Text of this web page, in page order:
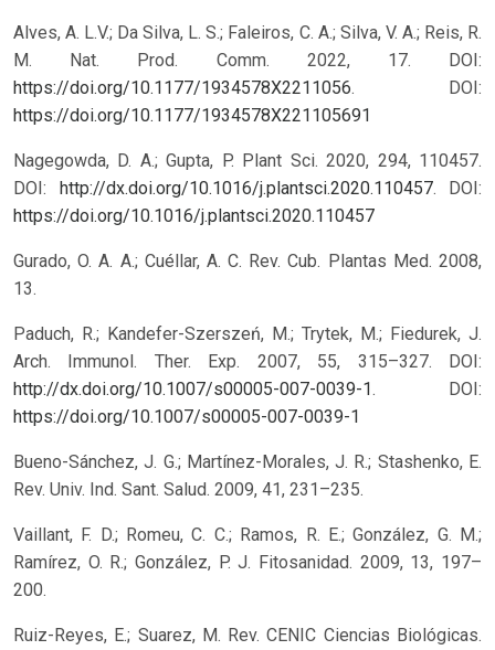
Alves, A. L.V.; Da Silva, L. S.; Faleiros, C. A.; Silva, V. A.; Reis, R.
M. Nat. Prod. Comm. 2022, 17. DOI:
https://doi.org/10.1177/1934578X2211056. DOI:
https://doi.org/10.1177/1934578X221105691
Nagegowda, D. A.; Gupta, P. Plant Sci. 2020, 294, 110457.
DOI: http://dx.doi.org/10.1016/j.plantsci.2020.110457. DOI:
https://doi.org/10.1016/j.plantsci.2020.110457
Gurado, O. A. A.; Cuéllar, A. C. Rev. Cub. Plantas Med. 2008,
13.
Paduch, R.; Kandefer-Szerszeń, M.; Trytek, M.; Fiedurek, J.
Arch. Immunol. Ther. Exp. 2007, 55, 315–327. DOI:
http://dx.doi.org/10.1007/s00005-007-0039-1. DOI:
https://doi.org/10.1007/s00005-007-0039-1
Bueno-Sánchez, J. G.; Martínez-Morales, J. R.; Stashenko, E.
Rev. Univ. Ind. Sant. Salud. 2009, 41, 231–235.
Vaillant, F. D.; Romeu, C. C.; Ramos, R. E.; González, G. M.;
Ramírez, O. R.; González, P. J. Fitosanidad. 2009, 13, 197–
200.
Ruiz-Reyes, E.; Suarez, M. Rev. CENIC Ciencias Biológicas.